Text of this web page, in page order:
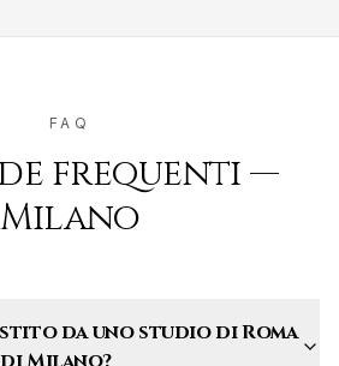
FAQ
frequenti —
Milano
da uno studio di Roma